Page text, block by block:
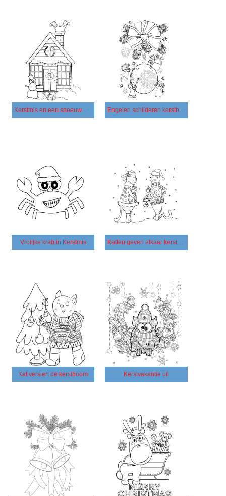
Kerstmis en een sneeuwman Engelen schilderen kerstboom
Vrolijke krab in Kerstmis Katten geven elkaar kerstcadeaus
Kat versiert de kerstboom Kerstvakantie uil